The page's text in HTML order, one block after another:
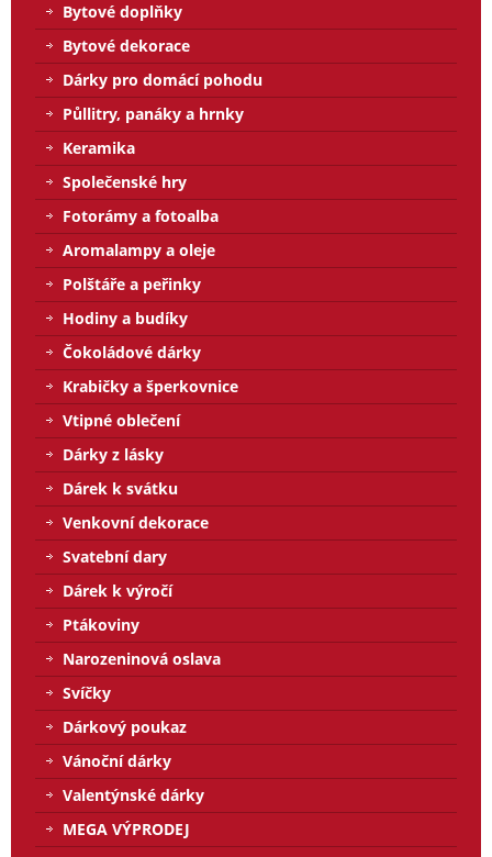
Bytové doplňky
Bytové dekorace
Dárky pro domácí pohodu
Půllitry, panáky a hrnky
Keramika
Společenské hry
Fotorámy a fotoalba
Aromalampy a oleje
Polštáře a peřinky
Hodiny a budíky
Čokoládové dárky
Krabičky a šperkovnice
Vtipné oblečení
Dárky z lásky
Dárek k svátku
Venkovní dekorace
Svatební dary
Dárek k výročí
Ptákoviny
Narozeninová oslava
Svíčky
Dárkový poukaz
Vánoční dárky
Valentýnské dárky
MEGA VÝPRODEJ